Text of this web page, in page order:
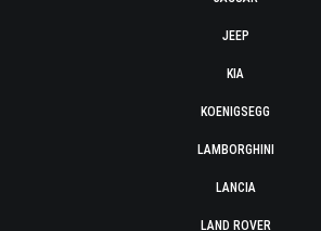
JEEP
KIA
KOENIGSEGG
LAMBORGHINI
LANCIA
LAND ROVER